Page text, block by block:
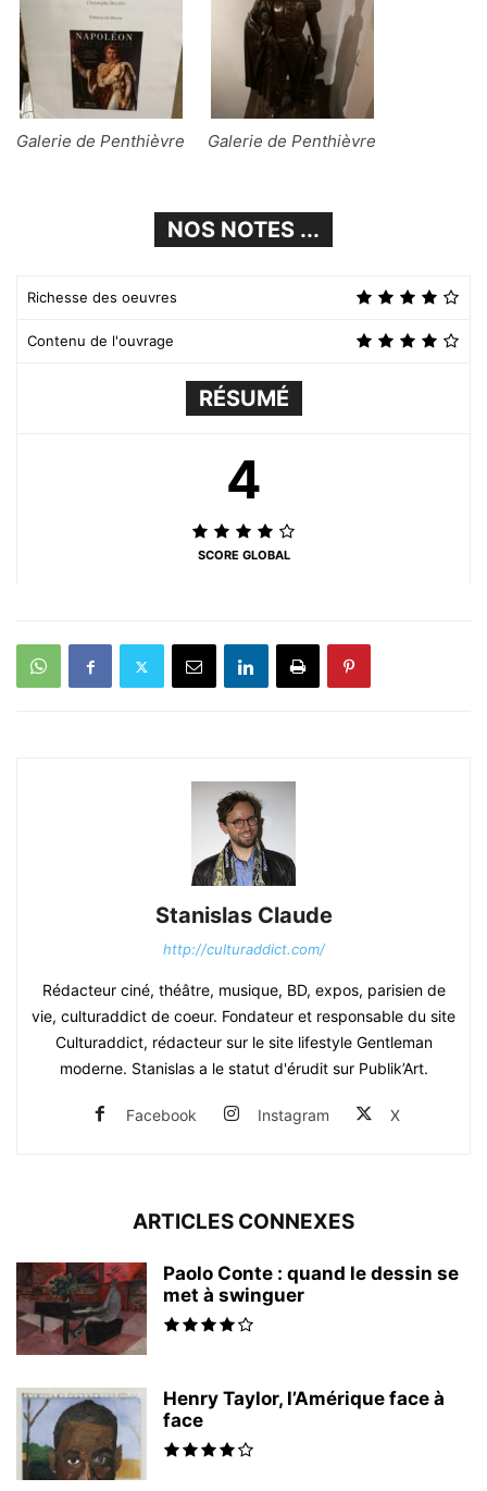
Galerie de Penthièvre Galerie de Penthièvre
NOS NOTES ...
Richesse des oeuvres
Contenu de l'ouvrage
RÉSUMÉ
4
SCORE GLOBAL
Stanislas Claude
http://culturaddict.com/
Rédacteur ciné, théâtre, musique, BD, expos, parisien de
vie, culturaddict de coeur. Fondateur et responsable du site
Culturaddict, rédacteur sur le site lifestyle Gentleman
moderne. Stanislas a le statut d'érudit sur Publik’Art.
Facebook Instagram X
ARTICLES CONNEXES
Paolo Conte : quand le dessin se
met à swinguer
Henry Taylor, l’Amérique face à
face